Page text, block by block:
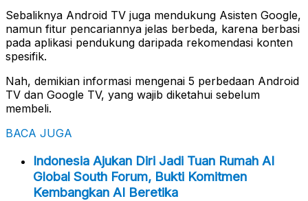
Sebaliknya Android TV juga mendukung Asisten Google,
namun fitur pencariannya jelas berbeda, karena berbasi
pada aplikasi pendukung daripada rekomendasi konten
spesifik.
Nah, demikian informasi mengenai 5 perbedaan Android
TV dan Google TV, yang wajib diketahui sebelum
membeli.
BACA JUGA
Indonesia Ajukan Diri Jadi Tuan Rumah AI
Global South Forum, Bukti Komitmen
Kembangkan AI Beretika